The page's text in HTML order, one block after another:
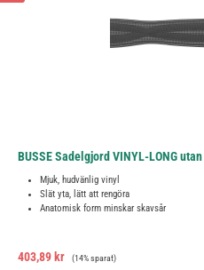
BUSSE Sadelgjord VINYL-LONG
Mjuk, hudvänlig vinyl
Slät yta, lätt att rengöra
Anatomisk form minskar skavsår
Försäljningspris:
403,89 kr Ordinarie pris:
(14% sparat)